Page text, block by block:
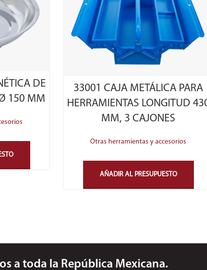
DE
150 MM
33001 CAJA METÁLICA PARA
HERRAMIENTAS LONGITUD
MM, 3 CAJONES
Otras herramientas y accesorios
AÑADIR AL PRESUPUESTO
a toda la República Mexicana.